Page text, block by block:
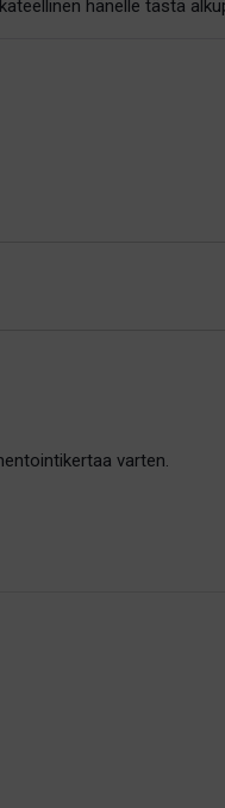
hänelle tästä
varten.